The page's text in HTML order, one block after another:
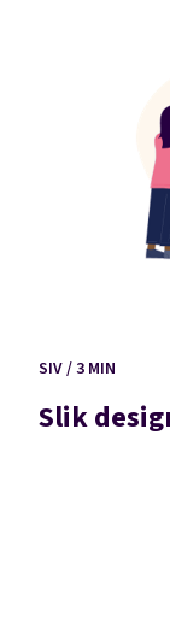
SIV / 3 MIN
Slik